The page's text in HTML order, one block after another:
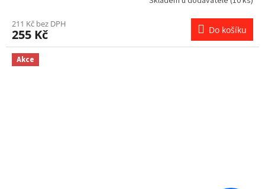
211 Kč bez DPH
255 Kč Do košíku
Akce